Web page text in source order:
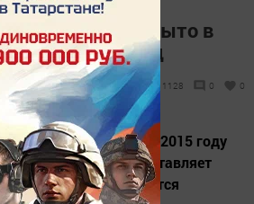
тонн нефти добыто в
районе за год
- 05:20 1128 0 0
района в 2015 году
тонн нефти, что составляет
нефти занимаются